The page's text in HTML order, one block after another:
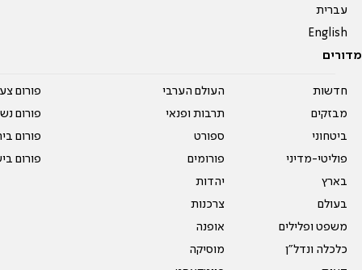
עברית
English
מדורים
חדשות
מבזקים
ביטחוני
פוליטי-מדיני
בארץ
בעולם
משפט ופלילים
כלכלה ונדל"ן
העולם הערבי
תרבות ופנאי
ספורט
פורומים
יהדות
צרכנות
אופנה
מוסיקה
פורום
פורום
פורום
פורום